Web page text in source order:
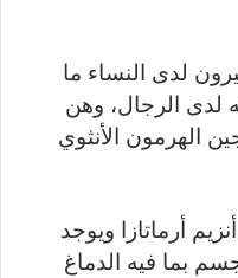
لدى النساء ما
كميته لدى الرجال، وهن
الهرمون الأنثوي
أرماتازا ويوجد
بما فيه الدماغ